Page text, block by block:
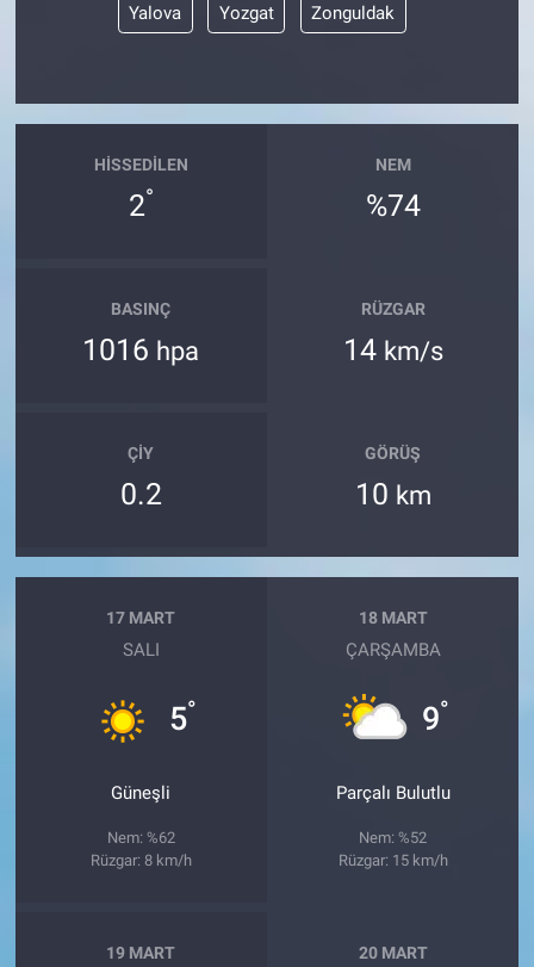
Yalova Yozgat Zonguldak
HISSEDILEN
2°
NEM
%74
BASINÇ
1016 hpa
RÜZGAR
14 km/s
ÇIY
0.2
GÖRÜŞ
10 km
17 MART
SALI
5°
Güneşli
Nem: %62
Rüzgar: 8 km/h
18 MART
ÇARŞAMBA
9°
Parçalı Bulutlu
Nem: %52
Rüzgar: 15 km/h
19 MART 20 MART